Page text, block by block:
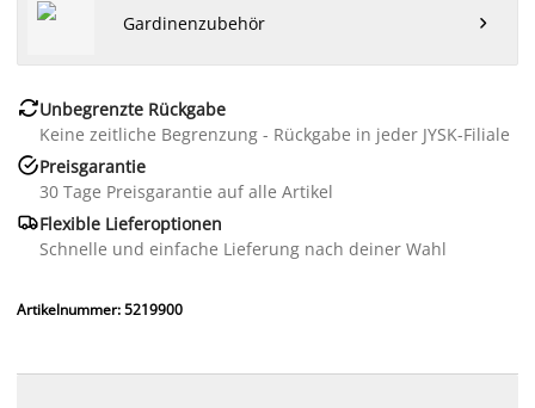
Gardinenzubehör 
Unbegrenzte Rückgabe
Keine zeitliche Begrenzung - Rückgabe in jeder JYSK-Filiale
Preisgarantie
30 Tage Preisgarantie auf alle Artikel
Flexible Lieferoptionen
Schnelle und einfache Lieferung nach deiner Wahl
Artikelnummer: 5219900